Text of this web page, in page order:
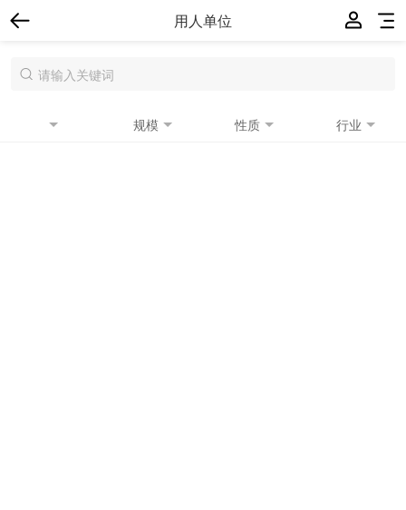
用人单位
规模 性质 行业